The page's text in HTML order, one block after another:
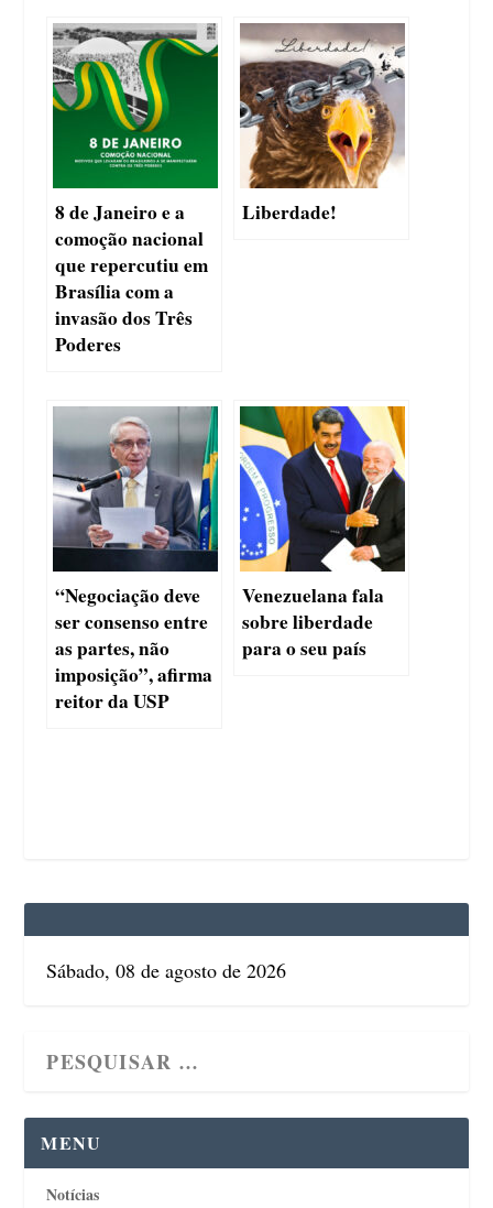
8 de Janeiro e a
comoção nacional
que repercutiu em
Brasília com a
invasão dos Três
Poderes
Liberdade!
“Negociação deve
ser consenso entre
as partes, não
imposição”, afirma
reitor da USP
Venezuelana fala
sobre liberdade
para o seu país
Sábado, 08 de agosto de 2026
MENU
Notícias